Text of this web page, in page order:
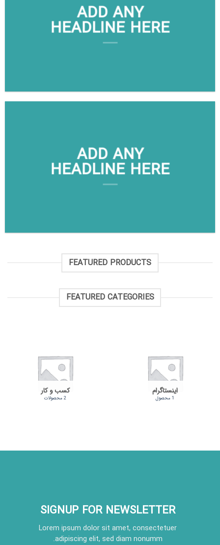
ADD ANY
HEADLINE HERE
ADD ANY
HEADLINE HERE
FEATURED PRODUCTS
FEATURED CATEGORIES
اینستاگرام
1 محصول
کسب و کار
2 محصولات
SIGNUP FOR NEWSLETTER
Lorem ipsum dolor sit amet, consectetuer
adipiscing elit, sed diam nonumm.